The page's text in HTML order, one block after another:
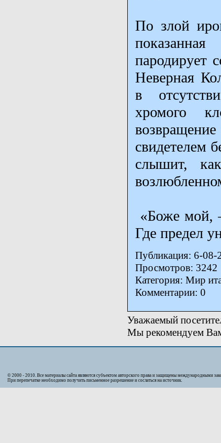
По злой
пародирует
Неверная
в
хромого
свидетелем
слышит,
«Боже мой,
Где предел
Публикация: 6-08-
Просмотров: 3242
Категория: Мир
Комментарии: 0
Уважаемый
Мы рекомендуем Вам
© 2000 - 2010. Bсе материалы сайта являются субъектом авторского права и защищены международными
При перепечатке необходимо получить письменное разрешение и сослаться на источник.